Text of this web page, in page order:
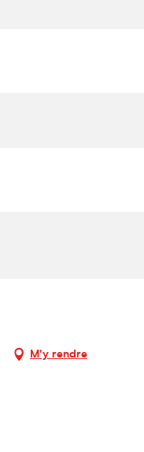
M'y rendre